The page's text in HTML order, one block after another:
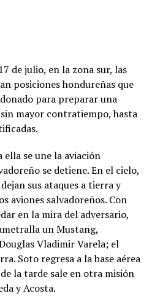
de julio, en la zona sur, las
posiciones hondureñas que
para preparar una
mayor contratiempo, hasta
ella se une la aviación
se detiene. En el cielo,
sus ataques a tierra y
aviones salvadoreños. Con
en la mira del adversario,
un Mustang,
Vladimir Varela; el
Soto regresa a la base aérea
la tarde sale en otra misión
y Acosta.